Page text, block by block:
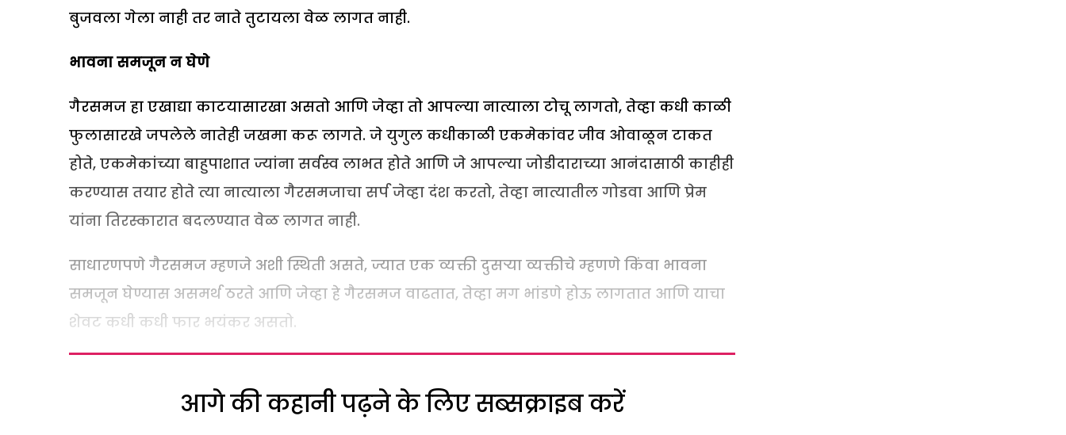
बुजवला गेला नाही तर नाते तुटायला वेळ लागत नाही.
भावना समजून न घेणे
गैरसमज हा एखाद्या काटयासारखा असतो आणि जेव्हा तो आपल्या नात्याला टोचू लागतो, तेव्हा कधी काळी
फुलासारखे जपलेले नातेही जखमा करू लागते. जे युगुल कधीकाळी एकमेकांवर जीव ओवाळून टाकत
होते, एकमेकांच्या बाहुपाशात ज्यांना सर्वस्व लाभत होते आणि जे आपल्या जोडीदाराच्या आनंदासाठी काहीही
करण्यास तयार होते त्या नात्याला गैरसमजाचा सर्प जेव्हा दंश करतो, तेव्हा नात्यातील गोडवा आणि प्रेम
यांना तिरस्कारात बदलण्यात वेळ लागत नाही.
साधारणपणे गैरसमज म्हणजे अशी स्थिती असते, ज्यात एक व्यक्ती दुसऱ्या व्यक्तीचे म्हणणे किंवा भावना
समजून घेण्यास असमर्थ ठरते आणि जेव्हा हे गैरसमज वाढतात, तेव्हा मग भांडणे होऊ लागतात आणि याचा
शेवट कधी कधी फार भयंकर असतो.
आगे की कहानी पढ़ने के लिए सब्सक्राइब करें